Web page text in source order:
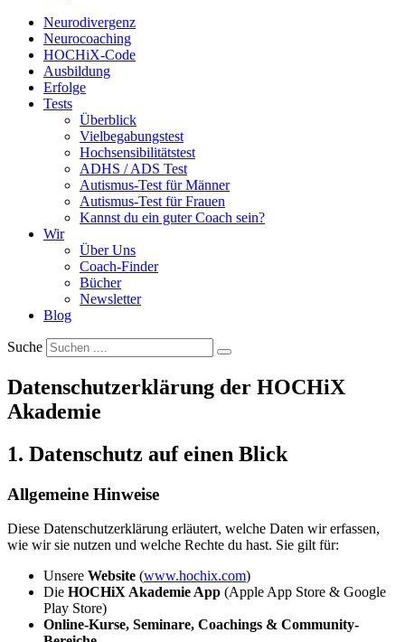
Neurodivergenz
Neurocoaching
HOCHiX-Code
Ausbildung
Erfolge
Tests
Überblick
Vielbegabungstest
Hochsensibilitätstest
ADHS / ADS Test
Autismus-Test für Männer
Autismus-Test für Frauen
Kannst du ein guter Coach sein?
Wir
Über Uns
Coach-Finder
Bücher
Newsletter
Blog
Suche
Datenschutzerklärung der HOCHiX
Akademie
1. Datenschutz auf einen Blick
Allgemeine Hinweise
Diese Datenschutzerklärung erläutert, welche Daten wir erfassen,
wie wir sie nutzen und welche Rechte du hast. Sie gilt für:
Unsere Website (www.hochix.com)
Die HOCHiX Akademie App (Apple App Store & Google
Play Store)
Online-Kurse, Seminare, Coachings & Community-